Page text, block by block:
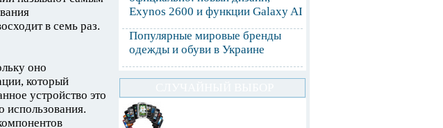
в семь раз.
оно
который
устройство это
использования.
Exynos 2600 и функции Galaxy AI
Популярные мировые бренды
одежды и обуви в Украине